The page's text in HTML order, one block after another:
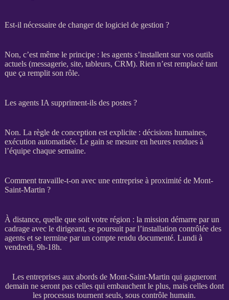
Est-il nécessaire de changer de logiciel de gestion ?
Non, c’est même le principe : les agentss’installent sur vos outils
actuels (messagerie, site, tableurs, CRM). Rien n’est remplacé tant
que ça remplit son rôle.
Les agents IA suppriment-ils des postes ?
Non. La règle de conception est explicite : décisions humaines,
exécution automatisée. Le gain se mesure en heures rendues à
l’équipe chaque semaine.
Comment travaille-t-on avec une entreprise à proximité de Mont-
Saint-Martin ?
À distance, quelle que soit votre région : la mission démarre par un
cadrageavec le dirigeant, se poursuit par l’installation contrôlée des
agentset se termine par un compte rendu documenté. Lundi à
vendredi, 9h-18h.
Les entreprises aux abords de Mont-Saint-Martin qui gagneront
demain ne seront pas celles qui embauchent le plus, mais celles dont
les processus tournent seuls, sous contrôle humain.